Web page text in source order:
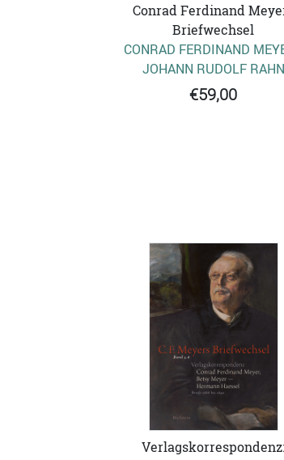
Conrad Ferdinand
Briefwechsel
CONRAD FERDINAND
JOHANN RUDOLF RAHN
€59,00
Verlagskorrespondenz: